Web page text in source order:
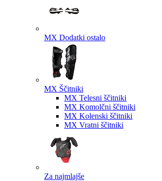
MX Dodatki ostalo
MX Ščitniki
MX Telesni ščitniki
MX Komolčni ščitniki
MX Kolenski ščitniki
MX Vratni ščitniki
Za najmlajše